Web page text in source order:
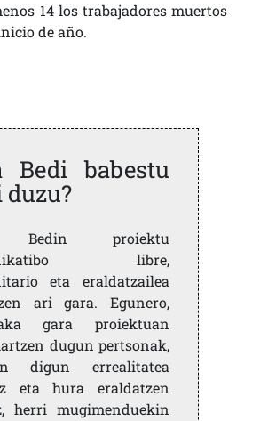
14 los trabajadores muertos
de año.
Bedi babestu
Bedin proiektu
libre,
eta eraldatzailea
ari gara. Egunero,
gara proiektuan
dugun pertsonak,
digun errealitatea
eta hura eraldatzen
herri mugimenduekin